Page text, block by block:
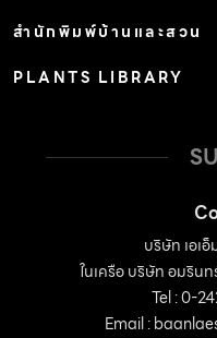
สำนักพิมพ์บ้านและสวน
PLANTS LIBRARY
บริษัท เอเ
ในเครือ บริษัท อมริน
Tel : 0-
Email :